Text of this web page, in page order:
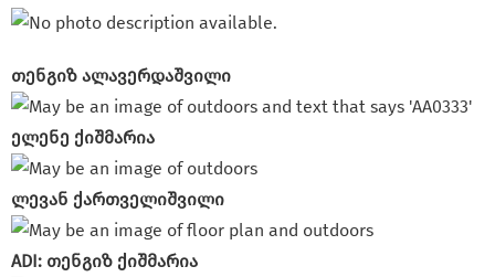
თენგიზ ალავერდაშვილი
ელენე ქიშმარია
ლევან ქართველიშვილი
ADI: თენგიზ ქიშმარია